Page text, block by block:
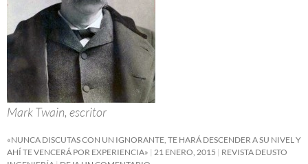
Mark Twain, escritor
«NUNCA DISCUTAS CON UN IGNORANTE, TE HARÁ DESCENDER A SU NIVEL Y
AHÍ TE VENCERÁ POR EXPERIENCIA» 21 ENERO, 2015
REVISTA DEUSTO